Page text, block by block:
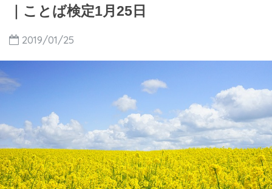
｜ことば検定1月25日
2019/01/25